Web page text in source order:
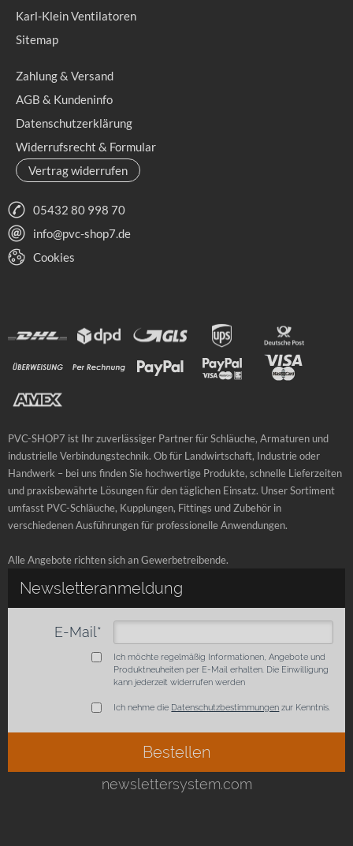
Karl-Klein Ventilatoren
Sitemap
Zahlung & Versand
AGB & Kundeninfo
Datenschutzerklärung
Widerrufsrecht & Formular
Vertrag widerrufen
05432 80 998 70
info@pvc-shop7.de
Cookies
PVC-SHOP7 ist Ihr zuverlässiger Partner für Schläuche, Armaturen und
industrielle Verbindungstechnik. Ob für Landwirtschaft, Industrie oder
Handwerk – bei uns finden Sie hochwertige Produkte, schnelle Lieferzeiten
und praxisbewährte Lösungen für den täglichen Einsatz. Unser Sortiment
umfasst PVC-Schläuche, Kupplungen, Fittings und Zubehör in
verschiedenen Ausführungen für professionelle Anwendungen.
Alle Angebote richten sich an Gewerbetreibende.